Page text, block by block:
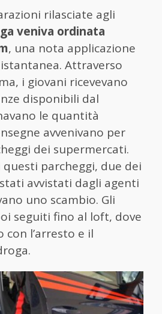
rilasciate agli
veniva ordinata
, una nota applicazione
Attraverso
i giovani ricevevano
disponibili dal
le quantità
avvenivano per
dei supermercati.
parcheggi, due dei
avvistati dagli agenti
uno scambio. Gli
seguiti fino al loft, dove
l’arresto e il